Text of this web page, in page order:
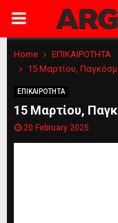
PRIMARY
MENU
Home
ΕΠΙΚΑΙΡΟΤΗΤΑ
15 Μαρτίου,
ΕΠΙΚΑΙΡΟΤΗΤΑ
15 Μαρτίου,
20 February 2025